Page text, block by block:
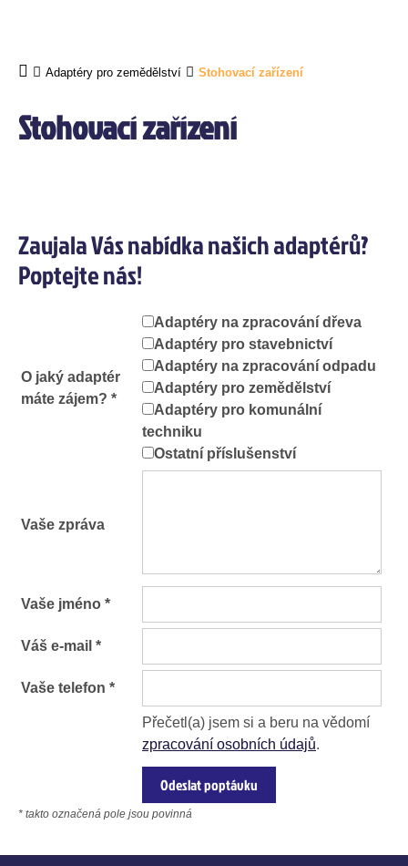
Adaptéry pro zemědělství Stohovací zařízení
Stohovací zařízení
Zaujala Vás nabídka našich adaptérů?
Poptejte nás!
O jaký adaptér
máte zájem? *
Adaptéry na zpracování dřeva
Adaptéry pro stavebnictví
Adaptéry na zpracování odpadu
Adaptéry pro zemědělství
Adaptéry pro komunální
techniku
Ostatní příslušenství
Vaše zpráva
Vaše jméno *
Váš e-mail *
Vaše telefon *
Přečetl(a) jsem si a beru na vědomí
zpracování osobních údajů.
* takto označená pole jsou povinná